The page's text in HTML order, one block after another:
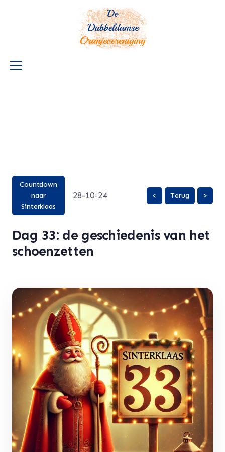
Countdown
naar
Sinterklaas
28-10-24 < Terug >
Dag 33: de geschiedenis van het
schoenzetten